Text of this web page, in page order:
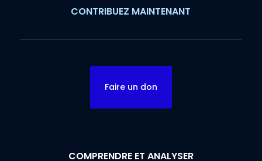
CONTRIBUEZ MAINTENANT
Faire un don
COMPRENDRE ET ANALYSER